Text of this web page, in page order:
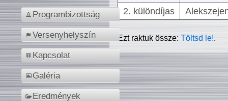
Programbizottság
Versenyhelyszín
Kapcsolat
Galéria
Eredmények
2. különdíjas
Ezt raktuk össze:Töltsd le!.